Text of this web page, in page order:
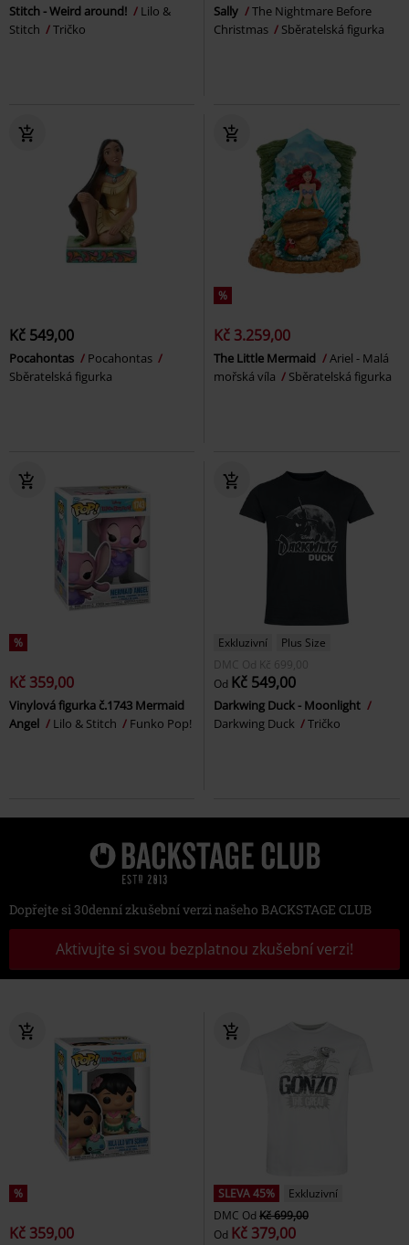
Stitch - Weird around!
Lilo &
Stitch
Tričko
Sally
The Nightmare Before
Christmas
Sběratelská figurka
Kč 549,00
Pocahontas
Pocahontas
Sběratelská figurka
%
Kč 3.259,00
The Little Mermaid
Ariel - Malá
mořská víla
Sběratelská figurka
%
Kč 359,00
Vinylová figurka č.1743 Mermaid
Angel
Lilo & Stitch Funko Pop!
Exkluzivní
Plus Size
DMC Od Kč 699,00
Od Kč 549,00
Darkwing Duck - Moonlight
Darkwing Duck
Tričko
Dopřejte si 30denní zkušební verzi našeho BACKSTAGE CLUB
Aktivujte si svou bezplatnou zkušební verzi!
%
Kč 359,00
SLEVA 45%
Exkluzivní
DMC Od Kč 699,00
Od Kč 379,00